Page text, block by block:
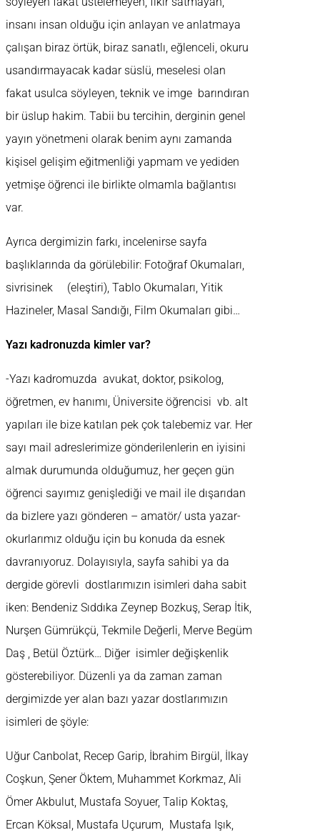
insanı insan olduğu için anlayan ve anlatmaya
çalışan biraz örtük, biraz sanatlı, eğlenceli, okuru
usandırmayacak kadar süslü, meselesi olan
fakat usulca söyleyen, teknik ve imge barındıran
bir üslup hakim. Tabii bu tercihin, derginin genel
yayın yönetmeni olarak benim aynı zamanda
kişisel gelişim eğitmenliği yapmam ve yediden
yetmişe öğrenci ile birlikte olmamla bağlantısı
var.
Ayrıca dergimizin farkı, incelenirse sayfa
başlıklarında da görülebilir: Fotoğraf Okumaları,
sivrisinek (eleştiri), Tablo Okumaları, Yitik
Hazineler, Masal Sandığı, Film Okumaları gibi…
Yazı kadronuzda kimler var?
-Yazı kadromuzda avukat, doktor, psikolog,
öğretmen, ev hanımı, Üniversite öğrencisi vb. alt
yapıları ile bize katılan pek çok talebemiz var. Her
sayı mail adreslerimize gönderilenlerin en iyisini
almak durumunda olduğumuz, her geçen gün
öğrenci sayımız genişlediği ve mail ile dışarıdan
da bizlere yazı gönderen – amatör/ usta yazar-
okurlarımız olduğu için bu konuda da esnek
davranıyoruz. Dolayısıyla, sayfa sahibi ya da
dergide görevli dostlarımızın isimleri daha sabit
iken: Bendeniz Sıddıka Zeynep Bozkuş, Serap İtik,
Nurşen Gümrükçü, Tekmile Değerli, Merve Begüm
Daş , Betül Öztürk… Diğer isimler değişkenlik
gösterebiliyor. Düzenli ya da zaman zaman
dergimizde yer alan bazı yazar dostlarımızın
isimleri de şöyle:
Uğur Canbolat, Recep Garip, İbrahim Birgül, İlkay
Coşkun, Şener Öktem, Muhammet Korkmaz, Ali
Ömer Akbulut, Mustafa Soyuer, Talip Koktaş,
Ercan Köksal, Mustafa Uçurum, Mustafa Işık,